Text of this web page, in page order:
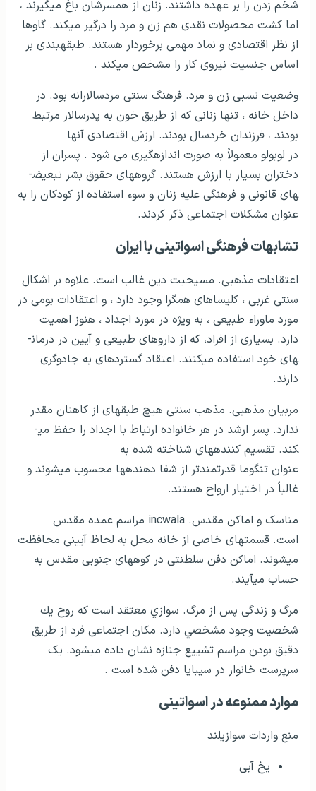
شخم زدن را بر عهده داشتند. زنان از همسرشان باغ می­گیرند ،
اما کشت محصولات نقدی هم زن و مرد را درگیر می­کند. گاوها
از نظر اقتصادی و نماد مهمی برخوردار هستند. طبقه­بندی بر
اساس جنسیت نیروی کار را مشخص می­کند .
وضعیت نسبی زن و مرد. فرهنگ سنتی مردسالارانه بود. در
داخل خانه ، تنها زنانی که از طریق خون به پدرسالار مرتبط
بودند ، فرزندان خردسال بودند. ارزش اقتصادی آنها
در لوبولو معمولاً به صورت اندازه­گیری می شود . پسران از
دختران بسیار با ارزش هستند. گروه­های حقوق بشر تبعیض­
های قانونی و فرهنگی علیه زنان و سوء استفاده از کودکان را به
عنوان مشکلات اجتماعی ذکر کردند.
تشابهات فرهنگی اسواتینی با ایران
اعتقادات مذهبی. مسیحیت دین غالب است. علاوه بر اشکال
سنتی غربی ، کلیساهای همگرا وجود دارد ، و اعتقادات بومی در
مورد ماوراء طبیعی ، به ویژه در مورد اجداد ، هنوز اهمیت
دارد. بسیاری از افراد، که از داروهای طبیعی و آیین در درمان­
های خود استفاده می­کنند. اعتقاد گسترده­ای به جادوگری
دارند.
مربیان مذهبی. مذهب سنتی هیچ طبقه­ای از کاهنان مقدر
ندارد. پسر ارشد در هر خانواده ارتباط با اجداد را حفظ می­
کند. تقسیم کننده­های شناخته شده به
عنوان تنگوما قدرتمندتر از شفا دهنده­ها محسوب می­شوند و
غالباً در اختیار ارواح هستند.
مناسک و اماکن مقدس. incwala مراسم عمده مقدس
است. قسمت­های خاصی از خانه محل به لحاظ آیینی محافظت
می­شوند. اماکن دفن سلطنتی در کوه­های جنوبی مقدس به
حساب می­آیند.
مرگ و زندگی پس از مرگ. سوازي معتقد است كه روح يك
شخصيت وجود مشخصي دارد. مکان اجتماعی فرد از طریق
دقیق بودن مراسم تشییع جنازه نشان داده می­شود. یک
سرپرست خانوار در سیبایا دفن شده است .
موارد ممنوعه در اسواتینی
منع واردات سوازیلند
یخ آبی